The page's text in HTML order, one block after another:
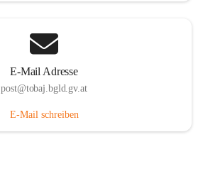
E-Mail Adresse
post@tobaj.bgld.gv.at
E-Mail schreiben